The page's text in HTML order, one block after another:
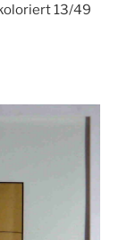
13/49